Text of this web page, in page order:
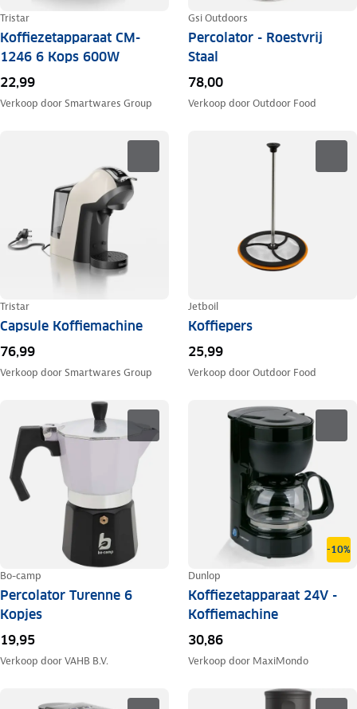
Tristar
Koffiezetapparaat CM-
1246 6 Kops 600W
22,99
Verkoop doorSmartwares Group
Gsi Outdoors
Percolator - Roestvrij
Staal
78,00
Verkoop doorOutdoor Food
Tristar
Capsule Koffiemachine
76,99
Verkoop doorSmartwares Group
Jetboil
Koffiepers
25,99
Verkoop doorOutdoor Food
Bo-camp
Percolator Turenne 6
Kopjes
19,95
Verkoop doorVAHB B.V.
-10%
Dunlop
Koffiezetapparaat 24V -
Koffiemachine
30,86
Verkoop door MaxiMondo